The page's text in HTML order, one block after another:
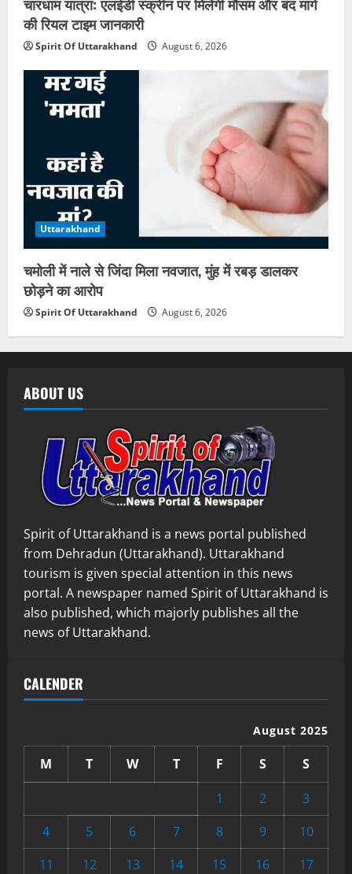
की रियल टाइम जानकारी
Spirit Of Uttarakhand August 6, 2026
Uttarakhand
चमोली में नाले से जिंदा मिला नवजात, मुंह में रबड़ डालकर
छोड़ने का आरोप
Spirit Of Uttarakhand August 6, 2026
ABOUT US
Spirit of Uttarakhand is a news portal published
from Dehradun (Uttarakhand). Uttarakhand
tourism is given special attention in this news
portal. A newspaper named Spirit of Uttarakhand is
also published, which majorly publishes all the
news of Uttarakhand.
CALENDER
August 2025
M T W T F S
S
1
2
3
4
5 6 7 8 9
10
11
12 13 14 15 16
17